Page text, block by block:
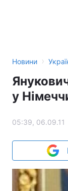
Новини ›
у
05:39, 06.09.11